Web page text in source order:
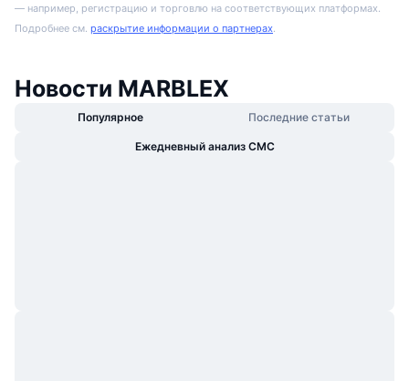
— например, регистрацию и торговлю на соответствующих платформах.
Подробнее см. раскрытие информации о партнерах
Новости MARBLEX
Популярное Последние статьи
Ежедневный анализ CMC